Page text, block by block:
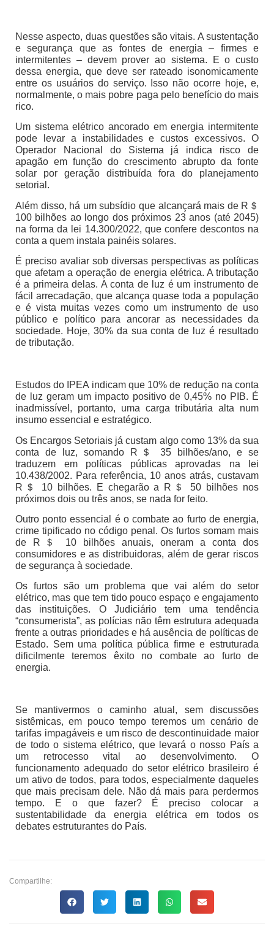
Nesse aspecto, duas questões são vitais. A sustentação
e segurança que as fontes de energia – firmes e
intermitentes – devem prover ao sistema. E o custo
dessa energia, que deve ser rateado isonomicamente
entre os usuários do serviço. Isso não ocorre hoje, e,
normalmente, o mais pobre paga pelo benefício do mais
rico.
Um sistema elétrico ancorado em energia intermitente
pode levar a instabilidades e custos excessivos. O
Operador Nacional do Sistema já indica risco de
apagão em função do crescimento abrupto da fonte
solar por geração distribuída fora do planejamento
setorial.
Além disso, há um subsídio que alcançará mais de R＄
100 bilhões ao longo dos próximos 23 anos (até 2045)
na forma da lei 14.300/2022, que confere descontos na
conta a quem instala painéis solares.
É preciso avaliar sob diversas perspectivas as políticas
que afetam a operação de energia elétrica. A tributação
é a primeira delas. A conta de luz é um instrumento de
fácil arrecadação, que alcança quase toda a população
e é vista muitas vezes como um instrumento de uso
público e político para ancorar as necessidades da
sociedade. Hoje, 30% da sua conta de luz é resultado
de tributação.
Estudos do IPEA indicam que 10% de redução na conta
de luz geram um impacto positivo de 0,45% no PIB. É
inadmissível, portanto, uma carga tributária alta num
insumo essencial e estratégico.
Os Encargos Setoriais já custam algo como 13% da sua
conta de luz, somando R＄ 35 bilhões/ano, e se
traduzem em políticas públicas aprovadas na lei
10.438/2002. Para referência, 10 anos atrás, custavam
R＄ 10 bilhões. E chegarão a R＄ 50 bilhões nos
próximos dois ou três anos, se nada for feito.
Outro ponto essencial é o combate ao furto de energia,
crime tipificado no código penal. Os furtos somam mais
de R＄ 10 bilhões anuais, oneram a conta dos
consumidores e as distribuidoras, além de gerar riscos
de segurança à sociedade.
Os furtos são um problema que vai além do setor
elétrico, mas que tem tido pouco espaço e engajamento
das instituições. O Judiciário tem uma tendência
“consumerista”, as polícias não têm estrutura adequada
frente a outras prioridades e há ausência de políticas de
Estado. Sem uma política pública firme e estruturada
dificilmente teremos êxito no combate ao furto de
energia.
Se mantivermos o caminho atual, sem discussões
sistêmicas, em pouco tempo teremos um cenário de
tarifas impagáveis e um risco de descontinuidade maior
de todo o sistema elétrico, que levará o nosso País a
um retrocesso vital ao desenvolvimento. O
funcionamento adequado do setor elétrico brasileiro é
um ativo de todos, para todos, especialmente daqueles
que mais precisam dele. Não dá mais para perdermos
tempo. E o que fazer? É preciso colocar a
sustentabilidade da energia elétrica em todos os
debates estruturantes do País.
Compartilhe: